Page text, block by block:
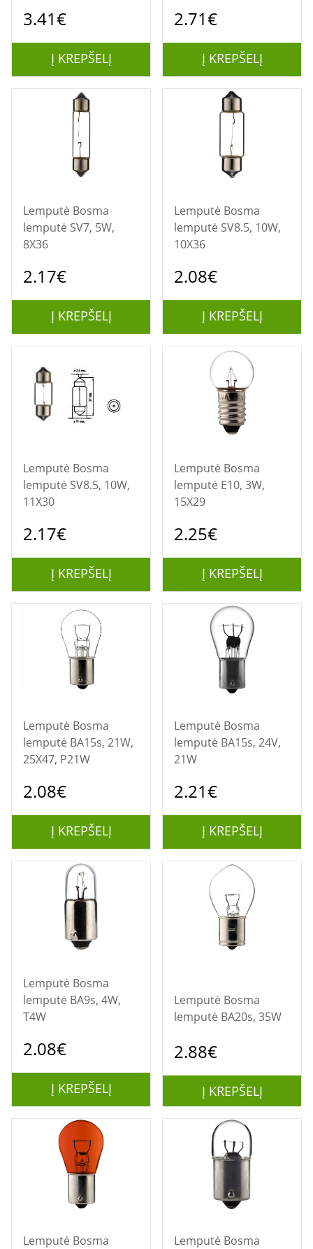
3.41€
Į KREPŠELĮ
2.71€
Į KREPŠELĮ
Lemputė Bosma
lemputė SV7, 5W,
8X36
2.17€
Į KREPŠELĮ
Lemputė Bosma
lemputė SV8.5, 10W,
10X36
2.08€
Į KREPŠELĮ
Lemputė Bosma
lemputė SV8.5, 10W,
11X30
2.17€
Į KREPŠELĮ
Lemputė Bosma
lemputė E10, 3W,
15X29
2.25€
Į KREPŠELĮ
Lemputė Bosma
lemputė BA15s, 21W,
25X47, P21W
2.08€
Į KREPŠELĮ
Lemputė Bosma
lemputė BA15s, 24V,
21W
2.21€
Į KREPŠELĮ
Lemputė Bosma
lemputė BA9s, 4W,
T4W
2.08€
Į KREPŠELĮ
Lemputė Bosma
lemputė BA20s, 35W
2.88€
Į KREPŠELĮ
Lemputė Bosma
Lemputė Bosma